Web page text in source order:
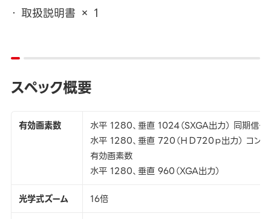
取扱説明書 × 1
スペック概要
有効画素数
水平 1280、垂直 1024（SXGA出力） 同期信号
水平 1280、垂直 720（ＨＤ720ｐ出力） コン
有効画素数
水平 1280、垂直 960（XGA出力）
光学式ズーム
16倍